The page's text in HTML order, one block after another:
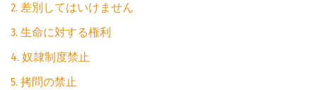
2. 差別してはいけません
3. 生命に対する権利
4. 奴隷制度禁止
5. 拷問の禁止